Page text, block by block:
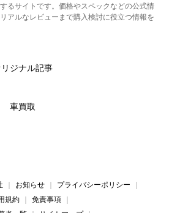
るサイトです。価格やスペックなどの公式情
アルなレビューまで購入検討に役立つ情報を
リジナル記事
車買取
お知らせ
プライバシーポリシー
規約
免責事項